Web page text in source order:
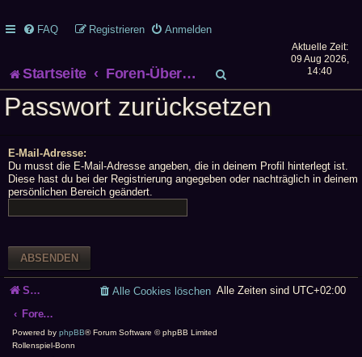
FAQ Anmelden
Registrieren
Startseite Foren-Übersicht
u
h
Aktuelle Zeit:
09 Aug 2026,
14:40
Passwort zurücksetzen
E-Mail-Adresse:
Du musst die E-Mail-Adresse angeben, die in deinem Profil hinterlegt ist.
Diese hast du bei der Registrierung angegeben oder nachträglich in deinem
persönlichen Bereich geändert.
Startseite
Foren-Übersicht
Alle Zeiten sind UTC+02:00
Alle Cookies löschen
Powered by phpBB® Forum Software © phpBB Limited
Rollenspiel-Bonn